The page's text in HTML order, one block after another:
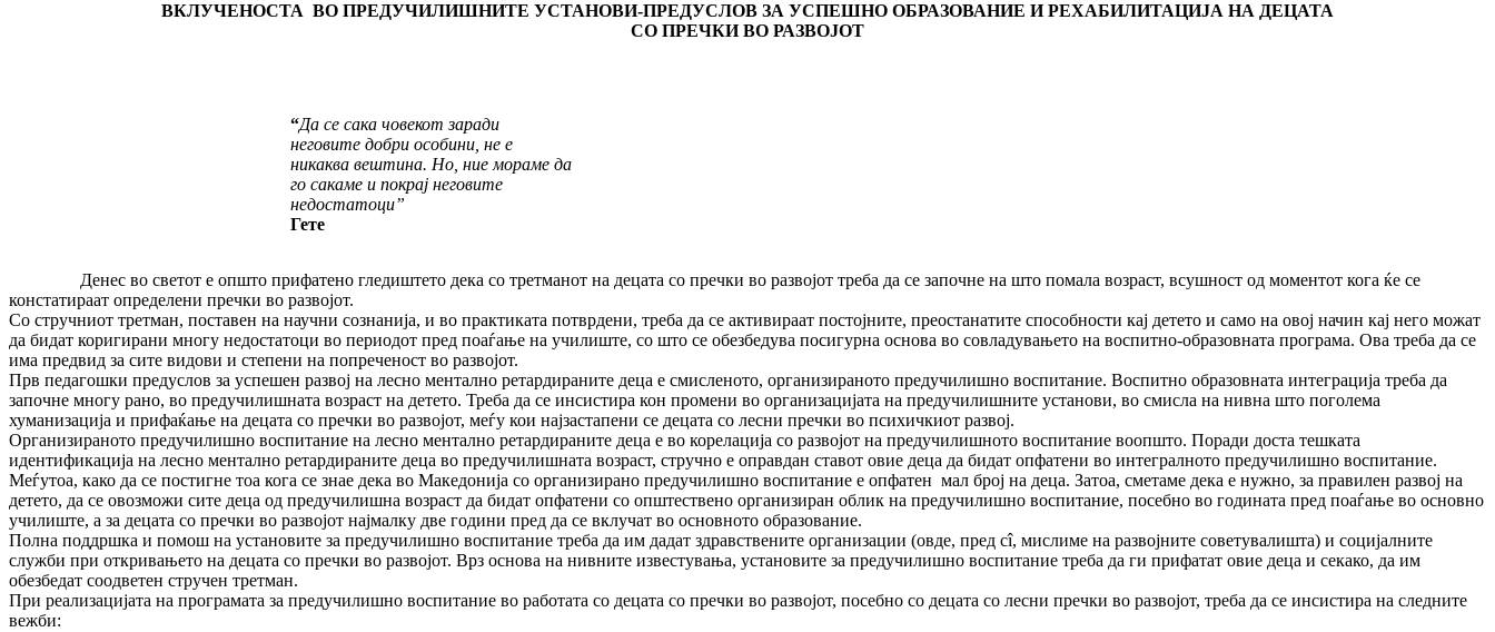
ВКЛУЧЕНОСТА ВО ПРЕДУЧИЛИШНИТЕ УСТАНОВИ-ПРЕДУСЛОВ ЗА УСПЕШНО ОБРАЗОВАНИЕ И РЕХАБИЛИТАЦИЈА НА ДЕЦАТА
СО ПРЕЧКИ ВО РАЗВОЈОТ
“Да се сака човекот заради
неговите добри особини, не е
никаква веш­тина. Но, ние мораме да
го сакаме и покрај неговите
недостатоци”
Гете
Денес во светот е општо прифатено гледиштето дека со третманот на децата со пречки во развојот треба да се започне на што помала возраст, всушност од моментот кога ќе се
констатираат определени пречки во развојот.
Со стручниот третман, поставен на научни сознанија, и во прак­ти­ка­та потврдени, треба да се активираат постојните, преостанатите способнос­ти кај детето и само на овој начин кај него можат
да бидат коригирани многу недостатоци во периодот пред поаѓање на училиште, со што се обезбедува посигурна основа во совладувањето на воспитно-образовната програма. Ова треба да се
има предвид за сите видови и степени на попреченост во развојот.
Прв педагошки предуслов за успешен развој на лесно ментално ретар­дираните деца е смисленото, организираното предучилишно воспита­ние. Воспитно образовната интеграција треба да
започне многу рано, во пред­училишната возраст на детето. Треба да се инсистира кон промени во организацијата на предучилишните установи, во смисла на нивна што поголема
хуманизација и прифаќање на децата со пречки во развојот, меѓу кои најзастапени се децата со лесни пречки во психичкиот развој.
Организираното предучилишно воспитание на лесно ментално ре­тар­ди­раните деца е во корелација со развојот на предучилишното воспита­ние воопшто. Поради доста тешката
идентификација на лесно ментално ретар­дираните деца во предучилишната возраст, стручно е оправдан ставот овие деца да бидат опфатени во интегралното предучилишно вос­питание.
Меѓутоа, како да се постигне тоа кога се знае дека во Македонија со организирано предучилишно воспитание е опфатен мал број на деца. Затоа, сметаме дека е нужно, за правилен развој на
детето, да се овозможи сите де­ца од предучилишна возраст да бидат опфатени со општествено органи­зи­ран облик на предучилишно воспитание, посебно во годината пред поаѓа­ње во основно
училиште, а за децата со пречки во развојот најмалку две години пред да се вклучат во основното образование.
Полна поддршка и помош на установите за предучилишно воспи­тание треба да им дадат здравствените организации (овде, пред сî, мисли­ме на развојните советувалишта) и социјалните
служби при откривањето на децата со пречки во развојот. Врз основа на нивните известувања, уста­но­вите за предучилишно воспитание треба да ги прифатат овие деца и секако, да им
обезбедат соодветен стручен третман.
При реализацијата на програмата за предучилишно воспитание во работата со децата со пречки во развојот, посебно со децата со лесни преч­ки во развојот, треба да се инсистира на следните
вежби: